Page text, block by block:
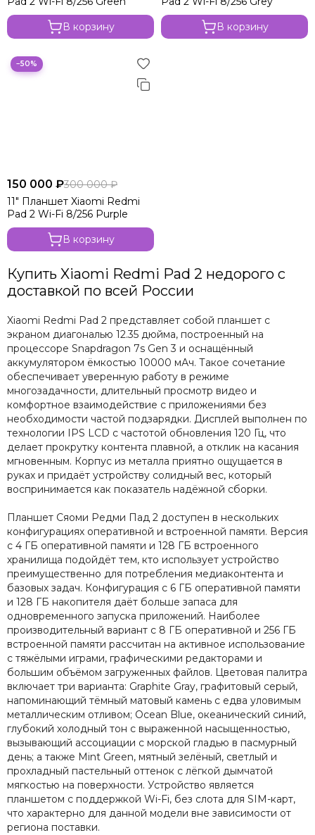
В корзину
В корзину
−50%
150 000 ₽300 000 ₽
11" Планшет Xiaomi Redmi
Pad 2 Wi-Fi 8/256 Purple
В корзину
Купить Xiaomi Redmi Pad 2 недорого с
доставкой по всей России
Xiaomi Redmi Pad 2 представляет собой планшет с
экраном диагональю 12.35 дюйма, построенный на
процессоре Snapdragon 7s Gen 3 и оснащённый
аккумулятором ёмкостью 10000 мАч. Такое сочетание
обеспечивает уверенную работу в режиме
многозадачности, длительный просмотр видео и
комфортное взаимодействие с приложениями без
необходимости частой подзарядки. Дисплей выполнен по
технологии IPS LCD с частотой обновления 120 Гц, что
делает прокрутку контента плавной, а отклик на касания
мгновенным. Корпус из металла приятно ощущается в
руках и придаёт устройству солидный вес, который
воспринимается как показатель надёжной сборки.
Планшет Сяоми Редми Пад 2 доступен в нескольких
конфигурациях оперативной и встроенной памяти. Версия
с 4 ГБ оперативной памяти и 128 ГБ встроенного
хранилища подойдёт тем, кто использует устройство
преимущественно для потребления медиаконтента и
базовых задач. Конфигурация с 6 ГБ оперативной памяти
и 128 ГБ накопителя даёт больше запаса для
одновременного запуска приложений. Наиболее
производительный вариант с 8 ГБ оперативной и 256 ГБ
встроенной памяти рассчитан на активное использование
с тяжёлыми играми, графическими редакторами и
большим объёмом загруженных файлов. Цветовая палитра
включает три варианта: Graphite Gray, графитовый серый,
напоминающий тёмный матовый камень с едва уловимым
металлическим отливом; Ocean Blue, океанический синий,
глубокий холодный тон с выраженной насыщенностью,
вызывающий ассоциации с морской гладью в пасмурный
день; а также Mint Green, мятный зелёный, светлый и
прохладный пастельный оттенок с лёгкой дымчатой
мягкостью на поверхности. Устройство является
планшетом с поддержкой Wi-Fi, без слота для SIM-карт,
что характерно для данной модели вне зависимости от
региона поставки.